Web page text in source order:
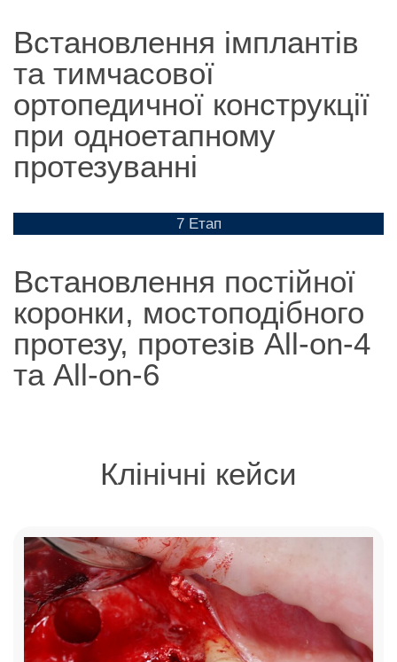
Встановлення імплантів
та тимчасової
ортопедичної конструкції
при одноетапному
протезуванні
7 Етап
Встановлення постійної
коронки, мостоподібного
протезу, протезів All-on-4
та All-on-6
Клінічні кейси